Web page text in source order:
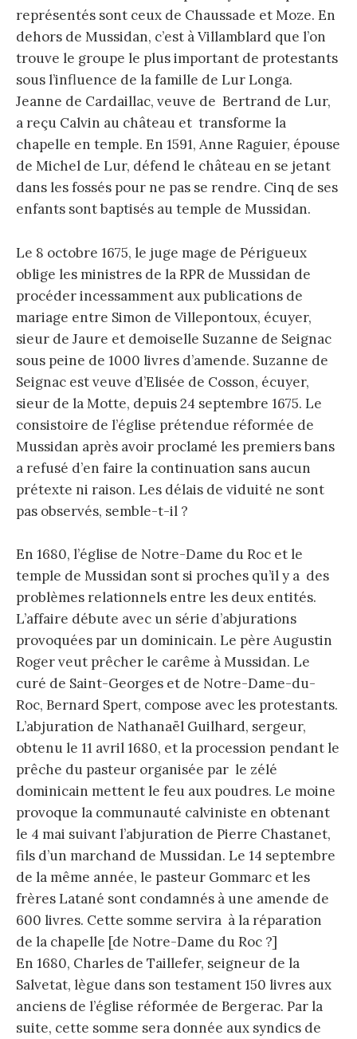
représentés sont ceux de Chaussade et Moze. En
dehors de Mussidan, c’est à Villamblard que l’on
trouve le groupe le plus important de protestants
sous l’influence de la famille de Lur Longa.
Jeanne de Cardaillac, veuve de Bertrand de Lur,
a reçu Calvin au château et transforme la
chapelle en temple. En 1591, Anne Raguier, épouse
de Michel de Lur, défend le château en se jetant
dans les fossés pour ne pas se rendre. Cinq de ses
enfants sont baptisés au temple de Mussidan.
Le 8 octobre 1675, le juge mage de Périgueux
oblige les ministres de la RPR de Mussidan de
procéder incessamment aux publications de
mariage entre Simon de Villepontoux, écuyer,
sieur de Jaure et demoiselle Suzanne de Seignac
sous peine de 1000 livres d’amende. Suzanne de
Seignac est veuve d’Elisée de Cosson, écuyer,
sieur de la Motte, depuis 24 septembre 1675. Le
consistoire de l’église prétendue réformée de
Mussidan après avoir proclamé les premiers bans
a refusé d’en faire la continuation sans aucun
prétexte ni raison. Les délais de viduité ne sont
pas observés, semble-t-il ?
En 1680, l’église de Notre-Dame du Roc et le
temple de Mussidan sont si proches qu’il y a des
problèmes relationnels entre les deux entités.
L’affaire débute avec un série d’abjurations
provoquées par un dominicain. Le père Augustin
Roger veut prêcher le carême à Mussidan. Le
curé de Saint-Georges et de Notre-Dame-du-
Roc, Bernard Spert, compose avec les protestants.
L’abjuration de Nathanaël Guilhard, sergeur,
obtenu le 11 avril 1680, et la procession pendant le
prêche du pasteur organisée par le zélé
dominicain mettent le feu aux poudres. Le moine
provoque la communauté calviniste en obtenant
le 4 mai suivant l’abjuration de Pierre Chastanet,
fils d’un marchand de Mussidan. Le 14 septembre
de la même année, le pasteur Gommarc et les
frères Latané sont condamnés à une amende de
600 livres. Cette somme servira à la réparation
de la chapelle [de Notre-Dame du Roc ?]
En 1680, Charles de Taillefer, seigneur de la
Salvetat, lègue dans son testament 150 livres aux
anciens de l’église réformée de Bergerac. Par la
suite, cette somme sera donnée aux syndics de